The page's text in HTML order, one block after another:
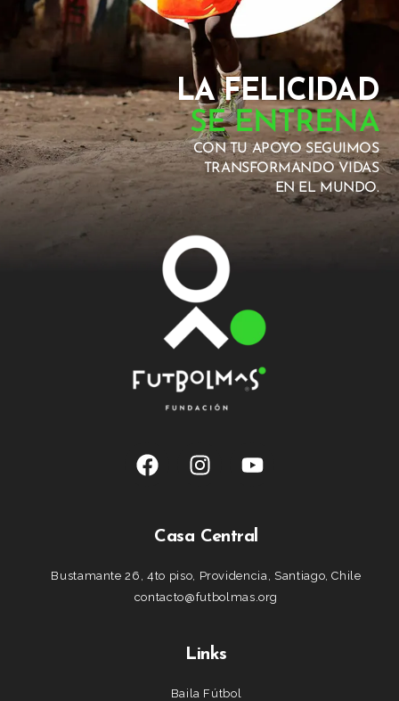
LA FELICIDAD
SE ENTRENA
CON TU APOYO SEGUIMOS
TRANSFORMANDO VIDAS
EN EL MUNDO.
Casa Central
Bustamante 26, 4to piso, Providencia, Santiago, Chile
contacto@futbolmas.org
Links
Baila Fútbol